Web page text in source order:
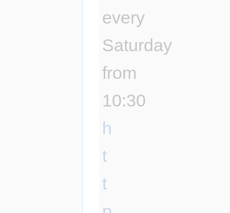
every
Saturday
from
10:30
h
t
t